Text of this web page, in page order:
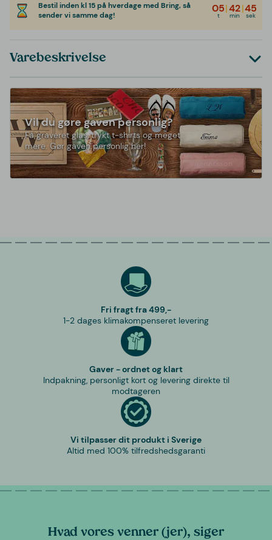
Bestil inden kl 15 på hverdage med Bring, så
sender vi samme dag!
05
t
|42
min
|45
sek
Varebeskrivelse
Vil du gøre gaven personlig?
Få graveret glas, trykt t-shirts og meget
mere. Gør gaven personlig her!
Fri fragt fra 499,-
1-2 dages klimakompenseret levering
Gaver - ordnet og klart
Indpakning, personligt kort og levering direkte til
modtageren
Vi tilpasser dit produkt i Sverige
Altid med 100% tilfredshedsgaranti
Hvad vores venner (jer), siger